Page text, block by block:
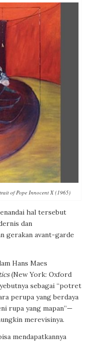
of Pope Innocent X (1965)
hal tersebut
dan
gerakan avant-garde
Hans Maes
(New York: Oxford
sebagai “potret
perupa yang berdaya
rupa yang mapan”—
merevisinya.
mendapatkannya